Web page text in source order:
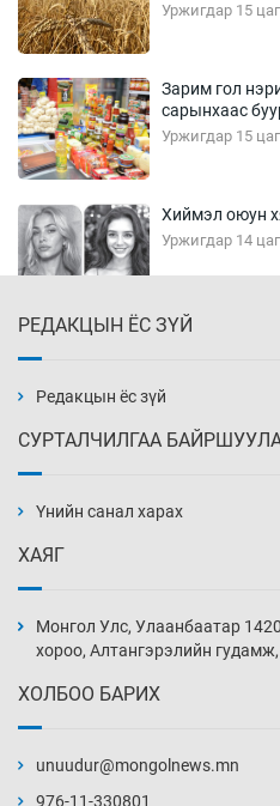
Уржигдар 15
Зарим гол
сарынхаас
Уржигдар 15
Хиймэл оюун
Уржигдар 14
Уржигдар 14
нэмэгджээ
Уржигдар 13
Уржигдар 13
РЕДАКЦЫН ЁС ЗҮЙ
Редакцын ёс зүй
СУРТАЛЧИЛГАА
Үнийн санал харах
ХАЯГ
Монгол Улс, Улаанбаатар
хороо, Алтангэрэлийн
ХОЛБОО БАРИХ
unuudur@mongolnews.mn
976-11-330801